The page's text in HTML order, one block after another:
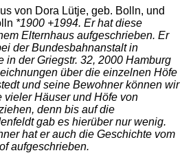
von Dora Lütje, geb. Bolln, und
*1900 +1994. Er hat diese
Elternhaus aufgeschrieben. Er
der Bundesbahnanstalt in
in der Griegstr. 32, 2000 Hamburg
über die einzelnen Höfe
und seine Bewohner können wir
vieler Häuser und Höfe von
denn bis auf die
gab es hierüber nur wenig.
hat er auch die Geschichte vom
aufgeschrieben.